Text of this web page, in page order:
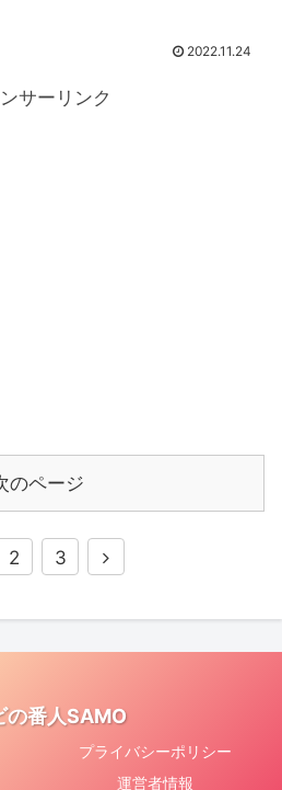
2022.11.24
サーリンク
のページ
2 3
の番人SAMO
プライバシーポリシー
運営者情報